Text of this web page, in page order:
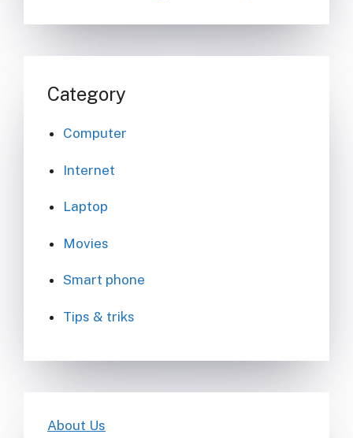
Category
Computer
Internet
Laptop
Movies
Smart phone
Tips & triks
About Us